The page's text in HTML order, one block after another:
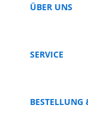
ÜBER UNS
SERVICE
BESTELLUNG